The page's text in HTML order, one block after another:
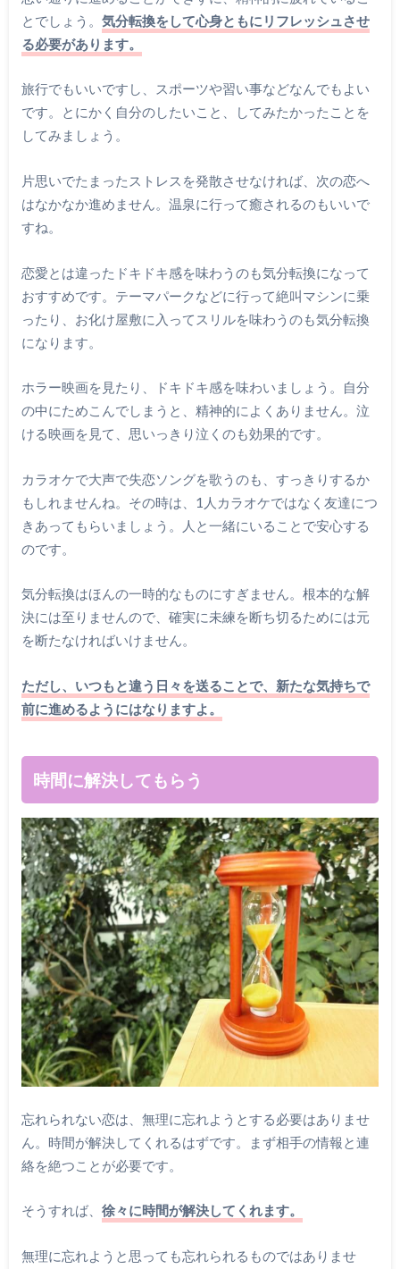
とでしょう。 気分転換をして心身ともにリフレッシュさせ
る必要があります。
旅行でもいいですし、スポーツや習い事などなんでもよい
です。とにかく自分のしたいこと、してみたかったことを
してみましょう。
片思いでたまったストレスを発散させなければ、次の恋へ
はなかなか進めません。温泉に行って癒されるのもいいで
すね。
恋愛とは違ったドキドキ感を味わうのも気分転換になって
おすすめです。テーマパークなどに行って絶叫マシンに乗
ったり、お化け屋敷に入ってスリルを味わうのも気分転換
になります。
ホラー映画を見たり、ドキドキ感を味わいましょう。自分
の中にためこんでしまうと、精神的によくありません。泣
ける映画を見て、思いっきり泣くのも効果的です。
カラオケで大声で失恋ソングを歌うのも、すっきりするか
もしれませんね。その時は、1人カラオケではなく友達につ
きあってもらいましょう。人と一緒にいることで安心する
のです。
気分転換はほんの一時的なものにすぎません。根本的な解
決には至りませんので、確実に未練を断ち切るためには元
を断たなければいけません。
ただし、いつもと違う日々を送ることで、新たな気持ちで
前に進めるようにはなりますよ。
時間に解決してもらう
忘れられない恋は、無理に忘れようとする必要はありませ
ん。時間が解決してくれるはずです。まず相手の情報と連
絡を絶つことが必要です。
そうすれば、 徐々に時間が解決してくれます。
無理に忘れようと思っても忘れられるものではありませ